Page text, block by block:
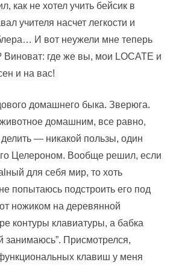
как не хотел учить бейсик в
учителя насчет легкости и
И вот неужели мне теперь
Виноват: где же вы, мои LOCATE и
и на вас!
домашнего быка. Зверюга.
домашним, все равно,
— никакой пользы, один
Целероном. Вообще решил, если
для себя мир, то хоть
попытаюсь подстроить его под
ножиком на деревянной
контуры клавиатуры, а бабка
занимаюсь”. Присмотрелся,
клавиш у меня